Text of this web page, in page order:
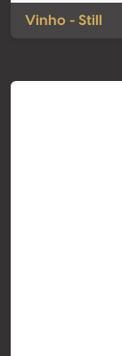
Vinho - Still